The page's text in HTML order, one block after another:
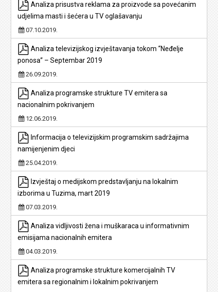
Analiza prisustva reklama za proizvode sa povećanim
udjelima masti i šećera u TV oglašavanju
07.10.2019.
Analiza televizijskog izvještavanja tokom “Neđelje
ponosa” – Septembar 2019
26.09.2019.
Analiza programske strukture TV emitera sa
nacionalnim pokrivanjem
12.06.2019.
Informacija o televizijskim programskim sadržajima
namijenjenim djeci
25.04.2019.
Izvještaj o medijskom predstavljanju na lokalnim
izborima u Tuzima, mart 2019
07.03.2019.
Analiza vidljivosti žena i muškaraca u informativnim
emisijama nacionalnih emitera
04.03.2019.
Analiza programske strukture komercijalnih TV
emitera sa regionalnim i lokalnim pokrivanjem